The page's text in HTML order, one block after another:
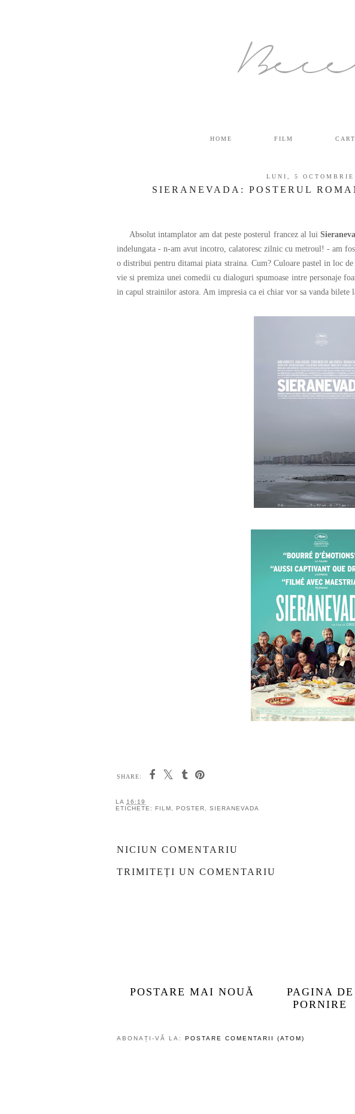
HOME FILM
LUNI, 5 OCTOMBRIE
SIERANEVADA: POSTERUL
Absolut intamplator am dat peste posterul francez al lui
indelungata - n-am avut incotro, calatoresc zilnic cu metroul! - am
o distribui pentru ditamai piata straina. Cum? Culoare pastel in loc
vie si premiza unei comedii cu dialoguri spumoase intre personaje
in capul strainilor astora. Am impresia ca ei chiar vor sa vanda bilete
SHARE:
LA 16:19
ETICHETE: FILM POSTER SIERANEVADA
NICIUN COMENTARIU
TRIMITEȚI UN COMENTARIU
POSTARE MAI NOUĂ
PAGINA DE
PORNIRE
ABONAȚI-VĂ LA: POSTARE COMENTARII (ATOM)